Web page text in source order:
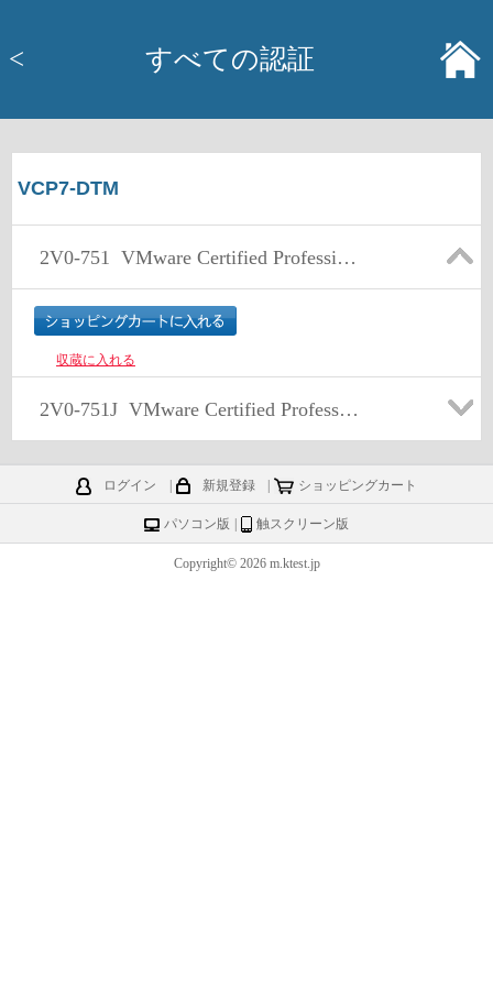
< すべての認証
VCP7-DTM
2V0-751 VMware Certified Professional 7 - Desktop and Mobility Exam
収蔵に入れる
2V0-751J VMware Certified Professional 7 - Desktop and Mobility Exam 日本語版
ログイン 新規登録 ショッピングカート
パソコン版 触スクリーン版
Copyright© 2026 m.ktest.jp